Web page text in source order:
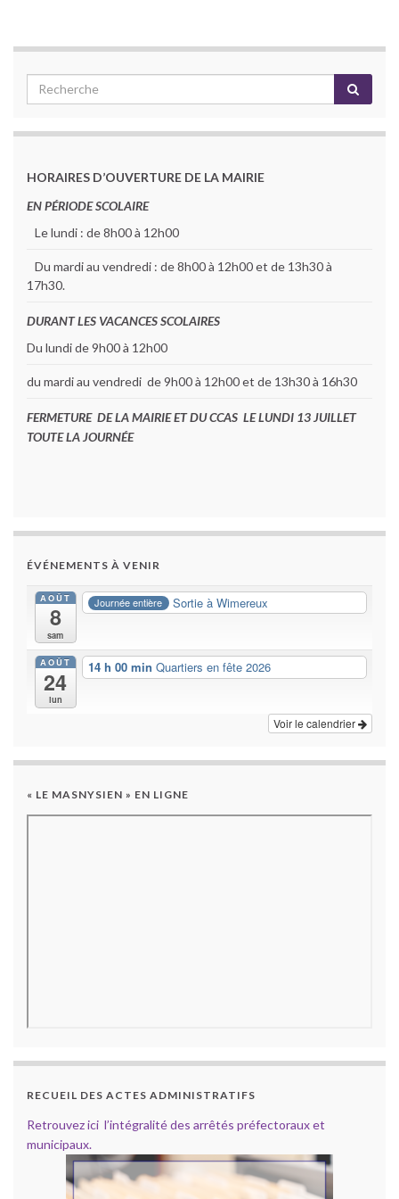
HORAIRES D’OUVERTURE DE LA MAIRIE
EN PÉRIODE SCOLAIRE
Le lundi : de 8h00 à 12h00
Du mardi au vendredi : de 8h00 à 12h00 et de 13h30 à
17h30.
DURANT LES VACANCES SCOLAIRES
Du lundi de 9h00 à 12h00
du mardi au vendredi de 9h00 à 12h00 et de 13h30 à 16h30
FERMETURE DE LA MAIRIE ET DU CCAS LE LUNDI 13 JUILLET
TOUTE LA JOURNÉE
ÉVÉNEMENTS À VENIR
AOÛT
8
sam
Journée entière Sortie à Wimereux
AOÛT
24
lun
14 h 00 min Quartiers en fête 2026
Voir le calendrier
« LE MASNYSIEN » EN LIGNE
RECUEIL DES ACTES ADMINISTRATIFS
Retrouvez ici l’intégralité des arrêtés préfectoraux et
municipaux.